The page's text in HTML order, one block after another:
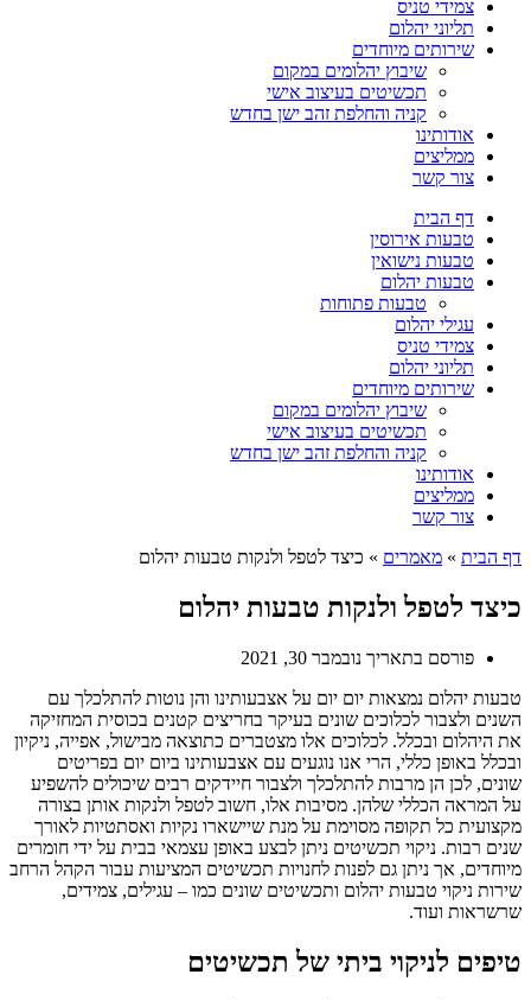
צמידי טניס
תליוני יהלום
שירותים מיוחדים
שיבוץ יהלומים במקום
תכשיטים בעיצוב אישי
קניה והחלפת זהב ישן בחדש
אודותינו
ממליצים
צור קשר
דף הבית
טבעות אירוסין
טבעות נישואין
טבעות יהלום
טבעות פתוחות
עגילי יהלום
צמידי טניס
תליוני יהלום
שירותים מיוחדים
שיבוץ יהלומים במקום
תכשיטים בעיצוב אישי
קניה והחלפת זהב ישן בחדש
אודותינו
ממליצים
צור קשר
דף הבית » מאמרים » כיצד לטפל ולנקות טבעות יהלום
כיצד לטפל ולנקות טבעות יהלום
פורסם בתאריך נובמבר 30, 2021
טבעות יהלום נמצאות יום יום על אצבעותינו והן נוטות להתלכלך עם
השנים ולצבור לכלוכים שונים בעיקר בחריצים קטנים בכוסית המחזיקה
את היהלום ובכלל. לכלוכים אלו מצטברים כתוצאה מבישול, אפייה, ניקיון
ובכלל באופן כללי, הרי אנו נוגעים עם אצבעותינו ביום יום בפריטים
שונים, לכן הן מרבות להתלכלך ולצבור חיידקים רבים שיכולים להשפיע
על המראה הכללי שלהן. מסיבות אלו, חשוב לטפל ולנקות אותן בצורה
מקצועית כל תקופה מסוימת על מנת שיישארו נקיות ואסתטיות לאורך
שנים רבות. ניקוי תכשיטים ניתן לבצע באופן עצמאי בבית על ידי חומרים
מיוחדים, אך ניתן גם לפנות לחנויות תכשיטים המציעות עבור הקהל הרחב
שירות ניקוי טבעות יהלום ותכשיטים שונים כמו – עגילים, צמידים,
שרשראות ועוד.
טיפים לניקוי ביתי של תכשיטים